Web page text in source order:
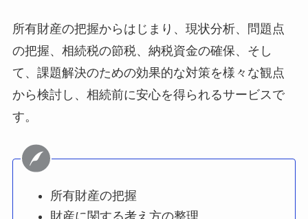
所有財産の把握からはじまり、現状分析、問題点
の把握、相続税の節税、納税資金の確保、そし
て、課題解決のための効果的な対策を様々な観点
から検討し、相続前に安心を得られるサービスで
す。
所有財産の把握